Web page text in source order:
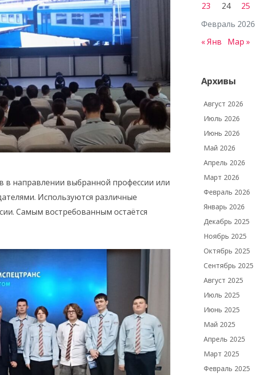
в направлении выбранной профессии или
Используются различные
Самым востребованным остаётся
Февраль 2026
23
24 25
« Янв Мар »
Архивы
Август 2026
Июль 2026
Июнь 2026
Май 2026
Апрель 2026
Март 2026
Февраль 2026
Январь 2026
Декабрь 2025
Ноябрь 2025
Октябрь 2025
Сентябрь 2025
Август 2025
Июль 2025
Июнь 2025
Май 2025
Апрель 2025
Март 2025
Февраль 2025